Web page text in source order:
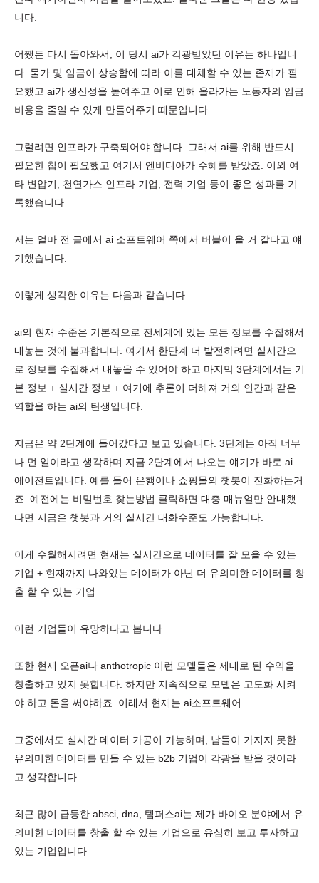
니다.
어쨌든 다시 돌아와서, 이 당시 ai가 각광받았던 이유는 하나입니
다. 물가 및 임금이 상승함에 따라 이를 대체할 수 있는 존재가 필
요했고 ai가 생산성을 높여주고 이로 인해 올라가는 노동자의 임금
비용을 줄일 수 있게 만들어주기 때문입니다.
그럴려면 인프라가 구축되어야 합니다. 그래서 ai를 위해 반드시
필요한 칩이 필요했고 여기서 엔비디아가 수혜를 받았죠. 이외 여
타 변압기, 천연가스 인프라 기업, 전력 기업 등이 좋은 성과를 기
록했습니다
저는 얼마 전 글에서 ai 소프트웨어 쪽에서 버블이 올 거 같다고 얘
기했습니다.
이렇게 생각한 이유는 다음과 같습니다
ai의 현재 수준은 기본적으로 전세계에 있는 모든 정보를 수집해서
내놓는 것에 불과합니다. 여기서 한단계 더 발전하려면 실시간으
로 정보를 수집해서 내놓을 수 있어야 하고 마지막 3단계에서는 기
본 정보 + 실시간 정보 + 여기에 추론이 더해져 거의 인간과 같은
역할을 하는 ai의 탄생입니다.
지금은 약 2단계에 들어갔다고 보고 있습니다. 3단계는 아직 너무
나 먼 일이라고 생각하며 지금 2단계에서 나오는 얘기가 바로 ai
에이전트입니다. 예를 들어 은행이나 쇼핑몰의 챗봇이 진화하는거
죠. 예전에는 비밀번호 찾는방법 클릭하면 대충 매뉴얼만 안내했
다면 지금은 챗봇과 거의 실시간 대화수준도 가능합니다.
이게 수월해지려면 현재는 실시간으로 데이터를 잘 모을 수 있는
기업 + 현재까지 나와있는 데이터가 아닌 더 유의미한 데이터를 창
출 할 수 있는 기업
이런 기업들이 유망하다고 봅니다
또한 현재 오픈ai나 anthotropic 이런 모델들은 제대로 된 수익을
창출하고 있지 못합니다. 하지만 지속적으로 모델은 고도화 시켜
야 하고 돈을 써야하죠. 이래서 현재는 ai소프트웨어.
그중에서도 실시간 데이터 가공이 가능하며, 남들이 가지지 못한
유의미한 데이터를 만들 수 있는 b2b 기업이 각광을 받을 것이라
고 생각합니다
최근 많이 급등한 absci, dna, 템퍼스ai는 제가 바이오 분야에서 유
의미한 데이터를 창출 할 수 있는 기업으로 유심히 보고 투자하고
있는 기업입니다.